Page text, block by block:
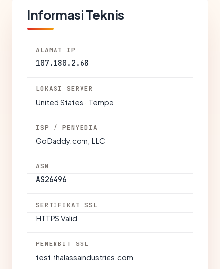
Informasi Teknis
ALAMAT IP
107.180.2.68
LOKASI SERVER
United States · Tempe
ISP / PENYEDIA
GoDaddy.com, LLC
ASN
AS26496
SERTIFIKAT SSL
HTTPS Valid
PENERBIT SSL
test.thalassaindustries.com